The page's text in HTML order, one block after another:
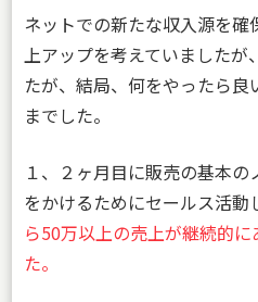
ネットでの新たな収入源を
上アップを考えていました
たが、結局、何をやったら良
までした。
１、２ヶ月目に販売の基本
をかけるためにセールス活動
ら50万以上の売上が継続的
た。